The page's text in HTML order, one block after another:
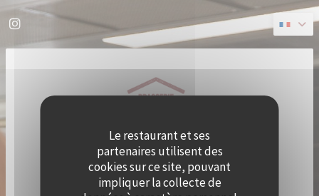
Personnalisation de vos choix en matière de cookies
Le restaurant et ses
partenaires utilisent des
cookies sur ce site, pouvant
impliquer la collecte de
Instagram ((ouvre une nouvelle fenêtre))